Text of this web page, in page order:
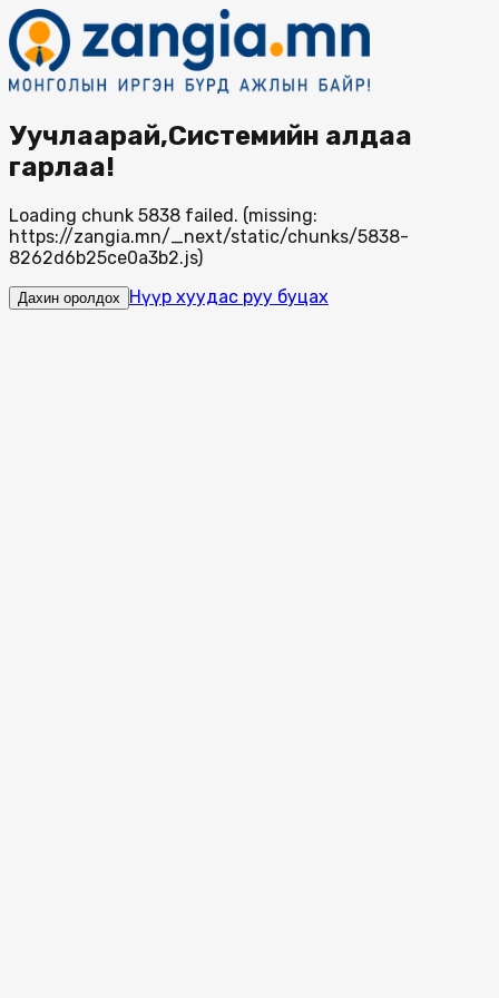
Уучлаарай,Системийн алдаа
гарлаа!
Loading chunk 5838 failed. (missing:
https://zangia.mn/_next/static/chunks/5838-
8262d6b25ce0a3b2.js)
Дахин оролдох Нүүр хуудас руу буцах